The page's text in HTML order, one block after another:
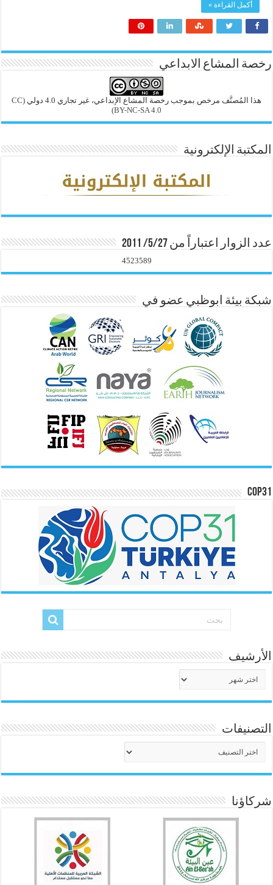
أكمل القراءة »
رخصة المشاع الابداعي
هذا المُصنَّف مرخص بموجب رخصة المشاع الإبداعي، غير تجاري 4.0 دولي
(CC
BY-NC-SA 4.0)
المكتبة الإلكترونية
عدد الزوار اعتباراً من 5/27/ 2011
4523589
شبكة بيئة ابوظبي عضو في
COP31
الأرشيف
التصنيفات
شركاؤنا